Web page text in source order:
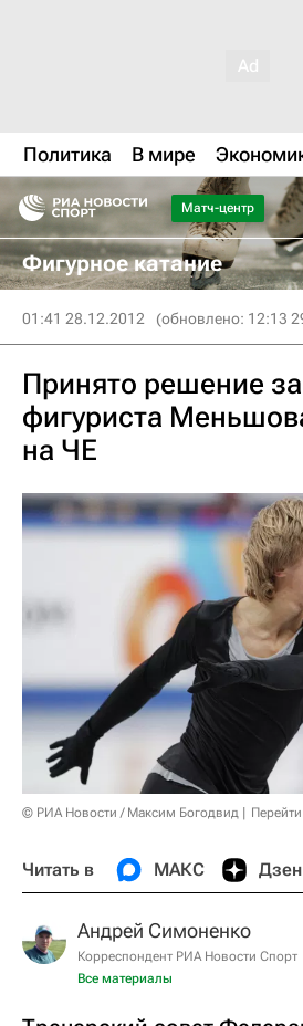
Политика В мире
Матч-центр
Фигурное катание
01:41 28.12.2012 (обновлено: 12:13
Принято решение
фигуриста
на ЧЕ
© РИА Новости / Максим Богодвид
Читать в МАКС Дзен
Андрей Симоненко
Корреспондент РИА Новости Спорт
Все материалы